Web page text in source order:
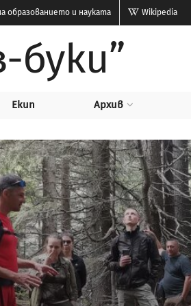
образованието и науката Wikipedia
буки”
Екип Архив